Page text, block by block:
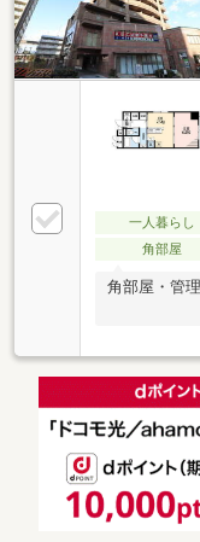
一人暮らし
角部屋
角部屋・管